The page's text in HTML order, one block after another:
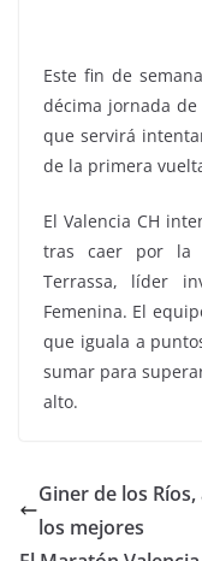
Este fin de
décima jornada
que servirá
de la primera
El Valencia CH
tras caer por la
Terrassa, líder
Femenina. El
que iguala a
sumar para
alto.
Giner de los
los mejores